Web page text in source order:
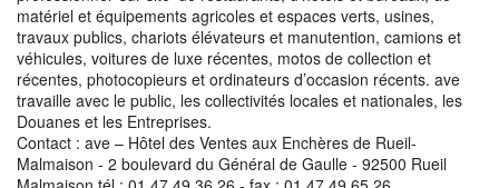
matériel et équipements agricoles et espaces verts, usines,
travaux publics, chariots élévateurs et manutention, camions et
véhicules, voitures de luxe récentes, motos de collection et
récentes, photocopieurs et ordinateurs d’occasion récents. ave
travaille avec le public, les collectivités locales et nationales, les
Douanes et les Entreprises.
Contact : ave – Hôtel des Ventes aux Enchères de Rueil-
Malmaison - 2 boulevard du Général de Gaulle - 92500 Rueil